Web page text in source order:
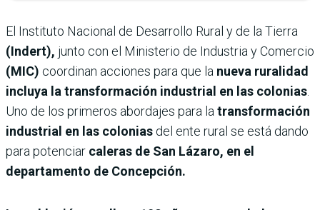
El Instituto Nacional de Desarrollo Rural y de la Tierra
(Indert), junto con el Ministerio de Industria y Comercio
(MIC) coordinan acciones para que la nueva ruralidad
incluya la transformación industrial en las colonias
Uno de los primeros abordajes para la transformación
industrial en las colonias del ente rural se está dando
para potenciar caleras de San Lázaro, en el
departamento de Concepción.